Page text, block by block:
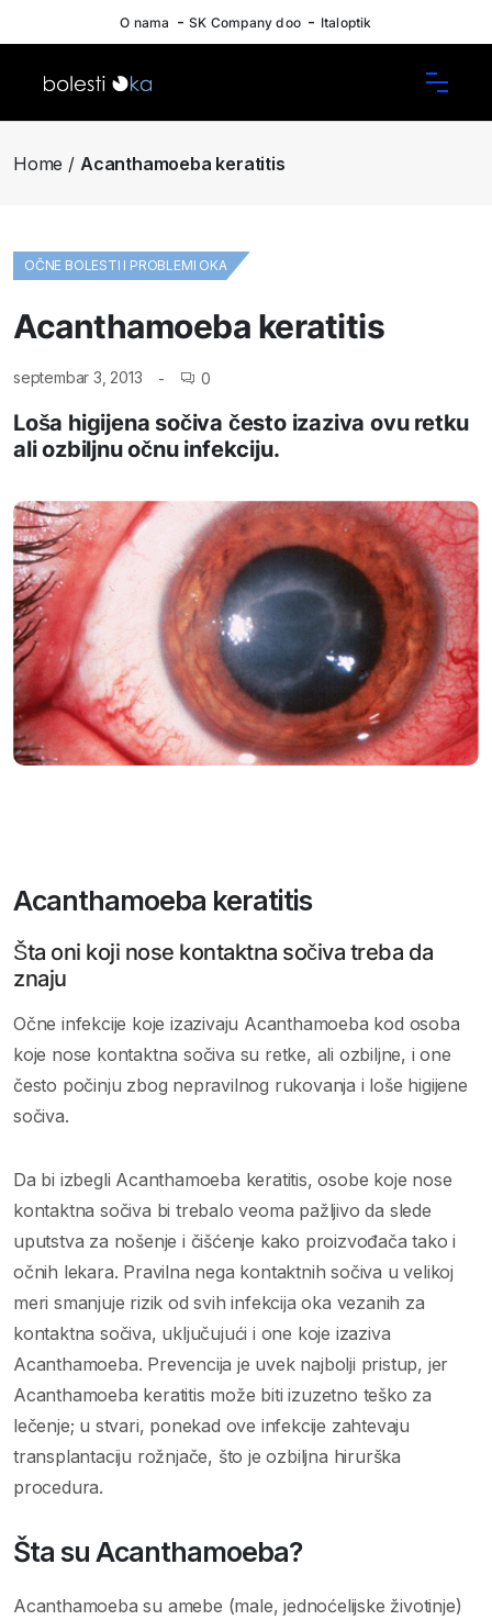
O nama SK Company doo Italoptik
Home Acanthamoeba keratitis
OČNE BOLESTI I PROBLEMI OKA
Acanthamoeba keratitis
septembar 3, 2013 0
Loša higijena sočiva često izaziva ovu retku
ali ozbiljnu očnu infekciju.
Acanthamoeba keratitis
Šta oni koji nose kontaktna sočiva treba da
znaju
Očne infekcije koje izazivaju Acanthamoeba kod osoba
koje nose kontaktna sočiva su retke, ali ozbiljne, i one
često počinju zbog nepravilnog rukovanja i loše higijene
sočiva.
Da bi izbegli Acanthamoeba keratitis, osobe koje nose
kontaktna sočiva bi trebalo veoma pažljivo da slede
uputstva za nošenje i čišćenje kako proizvođača tako i
očnih lekara. Pravilna nega kontaktnih sočiva u velikoj
meri smanjuje rizik od svih infekcija oka vezanih za
kontaktna sočiva, uključujući i one koje izaziva
Acanthamoeba. Prevencija je uvek najbolji pristup, jer
Acanthamoeba keratitis može biti izuzetno teško za
lečenje; u stvari, ponekad ove infekcije zahtevaju
transplantaciju rožnjače, što je ozbiljna hirurška
procedura.
Šta su Acanthamoeba?
Acanthamoeba su amebe (male, jednoćelijske životinje)